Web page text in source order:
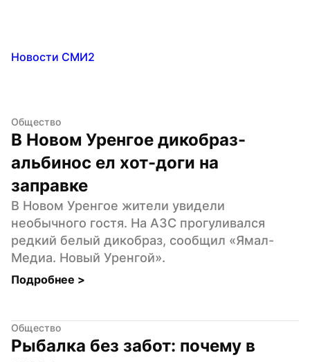
Новости СМИ2
Общество
В Новом Уренгое дикобраз-
альбинос ел хот-доги на
заправке
В Новом Уренгое жители увидели
необычного гостя. На АЗС прогуливался
редкий белый дикобраз, сообщил «Ямал-
Медиа. Новый Уренгой».
Подробнее >
Общество
Рыбалка без забот: почему в